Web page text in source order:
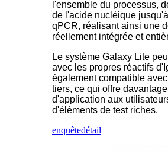
l'ensemble du processus,
de l'acide nucléique
qPCR, réalisant ainsi une
réellement intégrée et
Le système Galaxy Lite
avec les propres réactifs
également compatible
tiers, ce qui offre
d'application aux
d'éléments de test riches.
enquêtedétail